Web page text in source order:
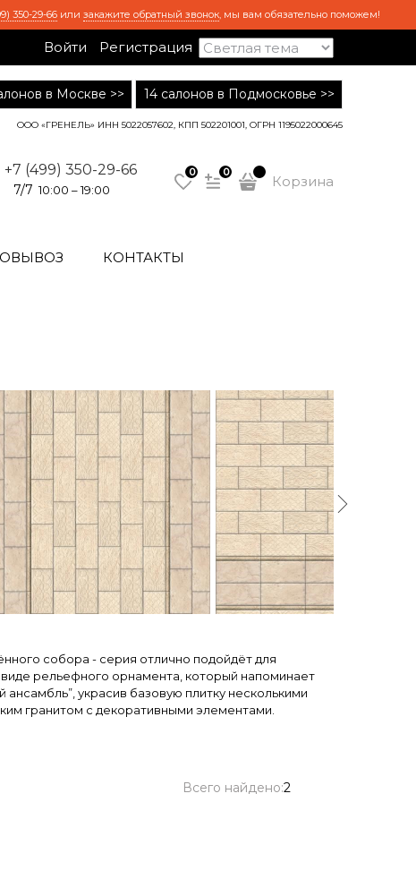
350-29-66 или закажите обратный звонок, мы вам обязательно поможем!
Войти Регистрация
в Москве >> 14 салонов в Подмосковье >>
ООО «ГРЕНЕЛЬ» ИНН 5022057602, КПП 502201001, ОГРН 1195022000645
+7 (499) 350-29-66
7/7 10:00 – 19:00
0 0
Корзина
КОНТАКТЫ
собора - серия отлично подойдёт для
рельефного орнамента, который напоминает
украсив базовую плитку несколькими
гранитом с декоративными элементами.
Всего найдено:2